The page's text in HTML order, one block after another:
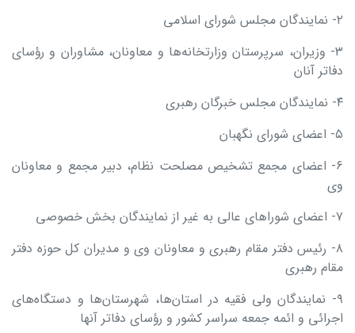
۲- نمایندگان مجلس شورای اسلامی
۳- وزیران، سرپرستان وزارتخانه‌ها و معاونان، مشاوران‌ و رؤسای
دفاتر آنان
۴- نمایندگان مجلس خبرگان رهبری
۵- اعضای شورای نگهبان
۶- اعضای مجمع تشخیص مصلحت نظام، دبیر مجمع و معاونان
وی
۷- اعضای شوراهای عالی به غیر از نمایندگان بخش خصوصی
۸- رئیس دفتر مقام رهبری و معاونان وی و مدیران کل حوزه دفتر
مقام رهبری
۹- نمایندگان ولی فقیه در استان‌ها، شهرستان‌ها و دستگاه‌های
اجرائی و ائمه جمعه سراسر کشور و رؤسای دفاتر آنها